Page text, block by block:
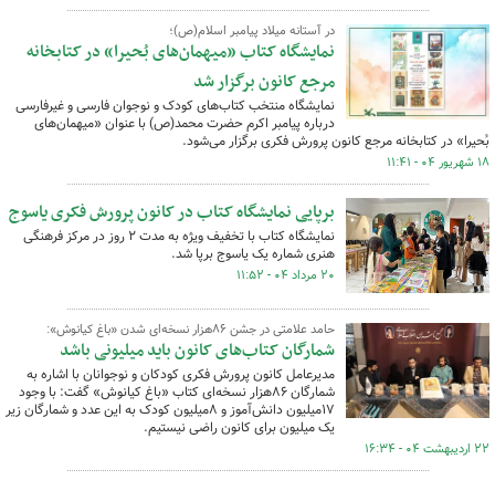
در آستانه میلاد پیامبر اسلام(ص)؛
نمایشگاه کتاب «میهمان‌های بُحیرا» در کتابخانه
مرجع کانون برگزار شد
نمایشگاه منتخب کتاب‌های کودک و نوجوان فارسی و غیرفارسی
درباره پیامبر اکرم حضرت محمد(ص) با عنوان «میهمان‌های
بُحیرا» در کتابخانه مرجع کانون پرورش فکری برگزار می‌شود.
۱۸ شهریور ۰۴ - ۱۱:۴۱
برپایی نمایشگاه کتاب در کانون پرورش فکری یاسوج
نمایشگاه کتاب با تخفیف ویژه به مدت ۲ روز در مرکز فرهنگی
هنری شماره یک یاسوج برپا شد.
۲۰ مرداد ۰۴ - ۱۱:۵۲
حامد علامتی در جشن ۸۶هزار نسخه‌ای شدن «باغ کیانوش»:
شمارگان کتاب‌های کانون باید میلیونی باشد
مدیرعامل کانون پرورش فکری کودکان و نوجوانان با اشاره به
شمارگان ۸۶هزار نسخه‌ای کتاب «باغ کیانوش» گفت: با وجود
۱۷میلیون دانش‌آموز و ۸میلیون کودک به این عدد و شمارگان‌ زیر
یک میلیون برای کانون راضی نیستیم.
۲۲ اردیبهشت ۰۴ - ۱۶:۳۴